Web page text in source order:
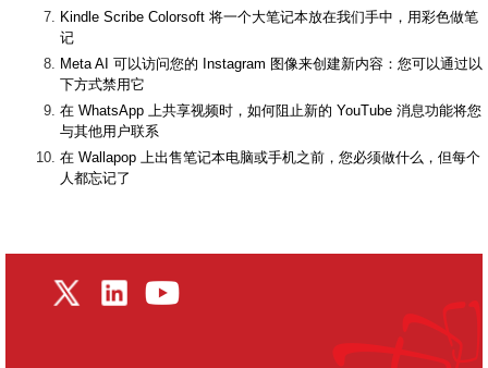
Kindle Scribe Colorsoft 将一个大笔记本放在我们手中，用彩色做笔
记
Meta AI 可以访问您的 Instagram 图像来创建新内容：您可以通过以
下方式禁用它
在 WhatsApp 上共享视频时，如何阻止新的 YouTube 消息功能将您
与其他用户联系
在 Wallapop 上出售笔记本电脑或手机之前，您必须做什么，但每个
人都忘记了